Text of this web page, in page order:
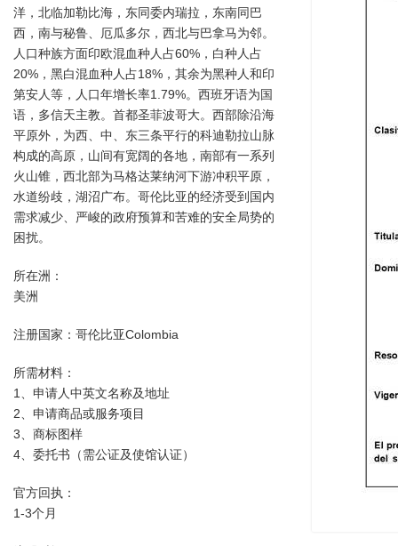
洋，北临加勒比海，东同委内瑞拉，东南同巴
西，南与秘鲁、厄瓜多尔，西北与巴拿马为邻。
人口种族方面印欧混血种人占60%，白种人占
20%，黑白混血种人占18%，其余为黑种人和印
第安人等，人口年增长率1.79%。西班牙语为国
语，多信天主教。首都圣菲波哥大。西部除沿海
平原外，为西、中、东三条平行的科迪勒拉山脉
构成的高原，山间有宽阔的各地，南部有一系列
火山锥，西北部为马格达莱纳河下游冲积平原，
水道纷歧，湖沼广布。哥伦比亚的经济受到国内
需求减少、严峻的政府预算和苦难的安全局势的
困扰。
所在洲：
美洲
注册国家：哥伦比亚Colombia
所需材料：
1、申请人中英文名称及地址
2、申请商品或服务项目
3、商标图样
4、委托书（需公证及使馆认证）
官方回执：
1-3个月